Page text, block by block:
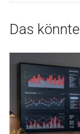
Das